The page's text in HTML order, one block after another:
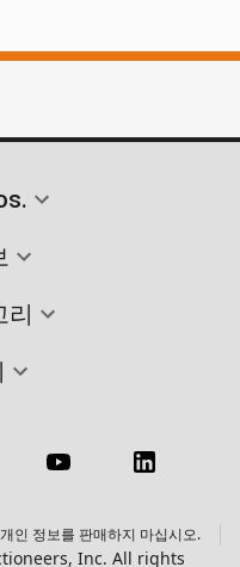
리
인 정보를 판매하지 마십시오.
Inc. All rights